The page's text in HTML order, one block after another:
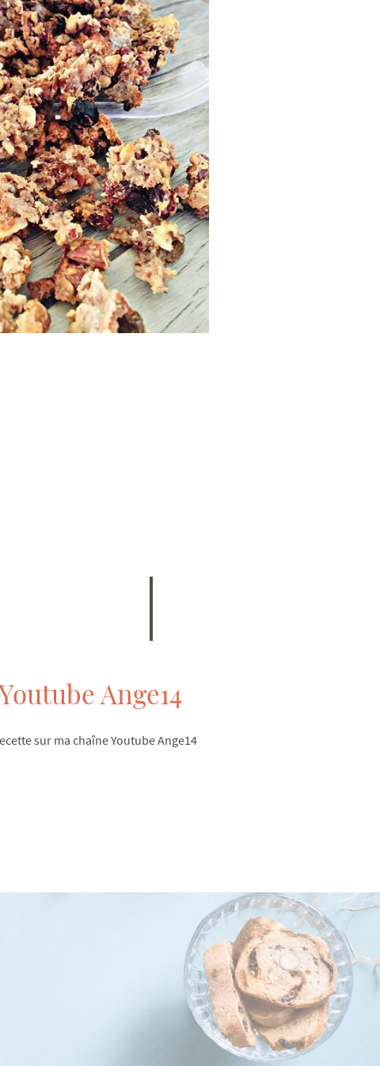
Ange14
sur ma chaîne Youtube Ange14